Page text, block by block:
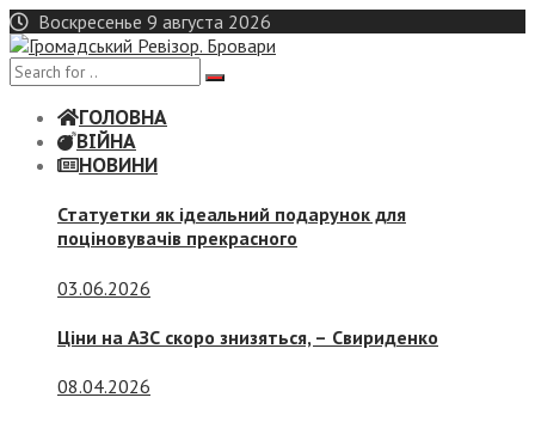
Skip
to
content
Воскресенье 9 августа 2026
ГОЛОВНА
ВІЙНА
НОВИНИ
Статуетки як ідеальний подарунок для
поціновувачів прекрасного
03.06.2026
Ціни на АЗС скоро знизяться, – Свириденко
08.04.2026